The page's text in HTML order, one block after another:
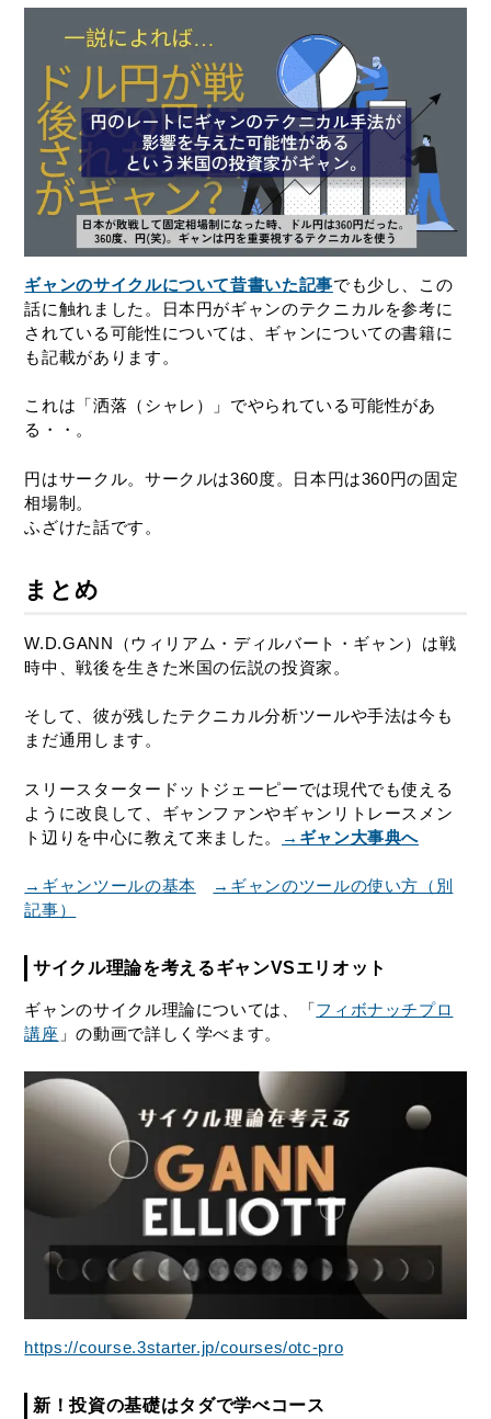
ギャンのサイクルについて昔書いた記事でも少し、この
話に触れました。日本円がギャンのテクニカルを参考に
されている可能性については、ギャンについての書籍に
も記載があります。
これは「洒落（シャレ）」でやられている可能性があ
る・・。
円はサークル。サークルは360度。日本円は360円の固定
相場制。
ふざけた話です。
まとめ
W.D.GANN（ウィリアム・ディルバート・ギャン）は戦
時中、戦後を生きた米国の伝説の投資家。
そして、彼が残したテクニカル分析ツールや手法は今も
まだ通用します。
スリースタータードットジェーピーでは現代でも使える
ように改良して、ギャンファンやギャンリトレースメン
ト辺りを中心に教えて来ました。
→ギャン大事典へ
→ギャンツールの基本
→ギャンのツールの使い方（別
記事）
サイクル理論を考えるギャンVSエリオット
ギャンのサイクル理論については、「フィボナッチプロ
講座 」の動画で詳しく学べます。
https://course.3starter.jp/courses/otc-pro
新！投資の基礎はタダで学べコース